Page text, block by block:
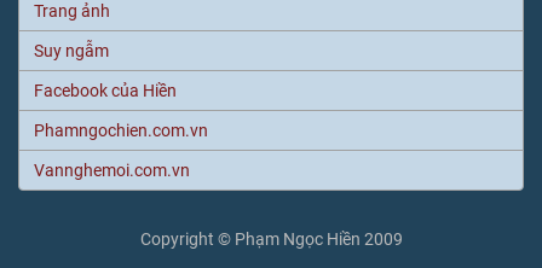
Trang ảnh
Suy ngẫm
Facebook của Hiền
Phamngochien.com.vn
Vannghemoi.com.vn
Copyright © Phạm Ngọc Hiền 2009